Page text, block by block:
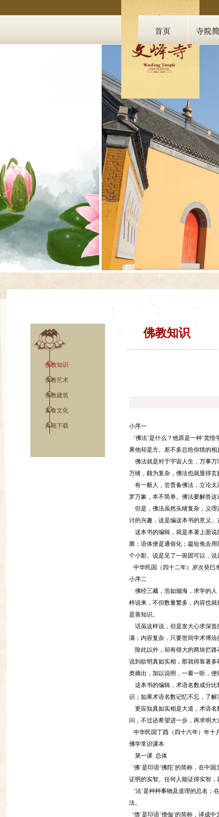
佛教知识
佛教艺术
佛教建筑
素食文化
典籍下载
佛教知识
小序一
‘佛法’是什么？他原是一种‘觉
果他却是方。差不多总给你猜的
佛法就是对于宇宙人生，万事万
万绪，颇为复杂，佛法也就显得玄
有一般人，尝责备佛法，立论太
罗万象，本不简单。佛法要解答
但是，佛法虽然头绪复杂，义理
讨的兴趣，这是编这本书的意义
这本书的编辑，就是本著上面说
廓；语体便是通俗化；篇短免去
个小影。说是见了一斑固可以，
中华民国（四十二年）岁次癸巳
小序二
佛经三藏，浩如烟海，求学的人
样说来，不但数量繁多，内容也
是善知识。
话虽这样说，但是发大心求深造
满；内容复杂，只要世间学术博
除此以外，却有很大的两块拦路
说到欲明真如实相，那就得靠著
类摘出，加以说明，一看一听，
这本书的编辑，术语名数成分比
识；如果术语名数记忆不忘，了
更应知真如实相是大道，术语名
问，不过还希望进一步，再求明大
中华民国丁酉（四十六年）年十
佛学常识课本
第一课 总体
‘佛’是印语‘佛陀’的简称，在中
证明的实智。任何人能证得实智，
‘法’是种种事物及道理的总名；
法。
‘僧’是印语‘僧伽’的简称，译成